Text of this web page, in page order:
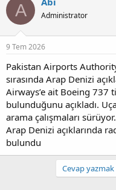
b
u
u
b
a
l
a
t
a
n
a
g
ı
a
r
i
h
i
A Administrator
9 Tem 2026
Pakistan Airports
sırasında Arap Denizi
Airways’e ait Boeing 737
bulunduğunu açıkladı.
arama çalışmaları sürüyor.
Arap Denizi açıklarında
bulundu
Cevap